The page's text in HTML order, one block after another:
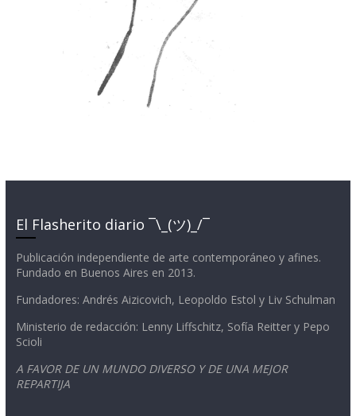
El Flasherito diario ¯\_(ツ)_/¯
Publicación independiente de arte contemporáneo y afines.
Fundado en Buenos Aires en 2013.
Fundadores: Andrés Aizicovich, Leopoldo Estol y Liv Schulman
Ministerio de redacción: Lenny Liffschitz, Sofía Reitter y Pepo
Scioli
A FAVOR DE UN MUNDO DIVERSO Y DE UNA MEJOR
REPARTIJA